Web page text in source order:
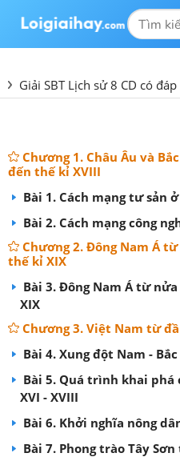
Giải SBT Lịch sử 8 CD có
Chương 1. Châu Âu và
đến thế kỉ XVIII
Bài 1. Cách mạng tư sản
Bài 2. Cách mạng công
Chương 2. Đông Nam Á
thế kỉ XIX
Bài 3. Đông Nam Á từ
XIX
Chương 3. Việt Nam từ
Bài 4. Xung đột Nam -
Bài 5. Quá trình khai
XVI - XVIII
Bài 6. Khởi nghĩa nông
Bài 7. Phong trào Tây